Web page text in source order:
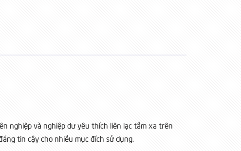
nghiệp và nghiệp dư yêu thích liên lạc tầm xa trên
tin cậy cho nhiều mục đích sử dụng.